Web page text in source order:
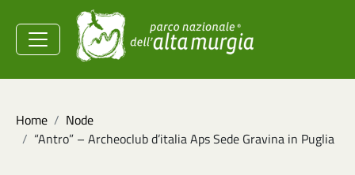
Salta al contenuto principale
della Sicurezza
Energetica
Home
Node
“Antro” – Archeoclub d’italia Aps Sede Gravina in Puglia